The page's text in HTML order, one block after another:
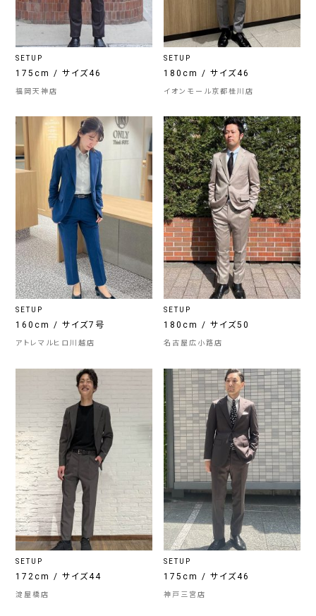
SETUP
175cm / サイズ46
福岡天神店
SETUP
180cm / サイズ46
イオンモール京都桂川店
SETUP
160cm / サイズ7号
アトレマルヒロ川越店
SETUP
180cm / サイズ50
名古屋広小路店
SETUP
172cm / サイズ44
淀屋橋店
SETUP
175cm / サイズ46
神戸三宮店